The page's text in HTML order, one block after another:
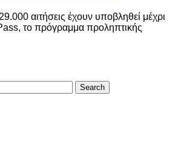
αιτήσεις έχουν υποβληθεί μέχρι
το πρόγραμμα προληπτικής